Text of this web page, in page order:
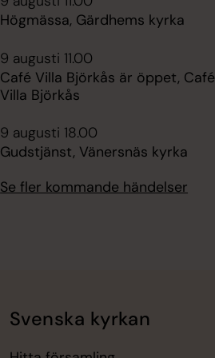
Högmässa, Gärdhems kyrka
9 augusti 11.00
Café Villa Björkås är öppet, Café
Villa Björkås
9 augusti 18.00
Gudstjänst, Vänersnäs kyrka
Se fler kommande händelser
Svenska kyrkan